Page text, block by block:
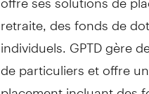
retraite, des fonds de
individuels. GPTD gère
de particuliers et offre
placement incluant des